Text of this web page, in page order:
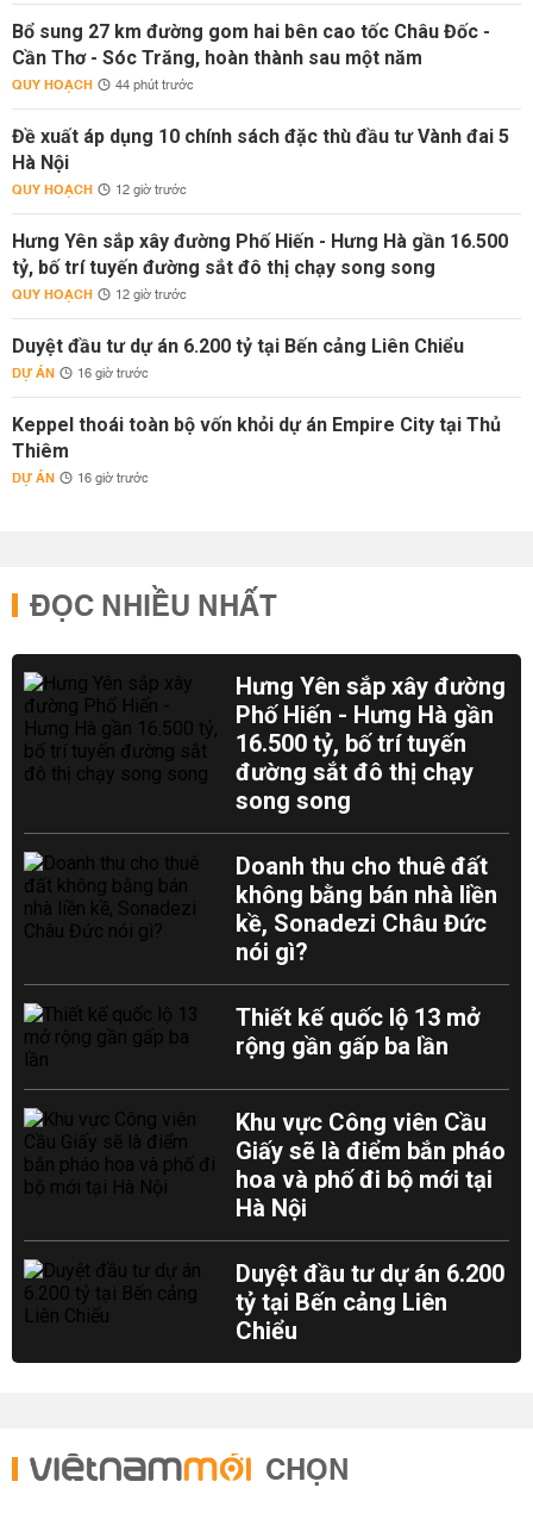
Bổ sung 27 km đường gom hai bên cao tốc Châu Đốc -
Cần Thơ - Sóc Trăng, hoàn thành sau một năm
QUY HOẠCH 44 phút trước
Đề xuất áp dụng 10 chính sách đặc thù đầu tư Vành đai 5
Hà Nội
QUY HOẠCH 12 giờ trước
Hưng Yên sắp xây đường Phố Hiến - Hưng Hà gần 16.500
tỷ, bố trí tuyến đường sắt đô thị chạy song song
QUY HOẠCH 12 giờ trước
Duyệt đầu tư dự án 6.200 tỷ tại Bến cảng Liên Chiểu
DỰ ÁN 16 giờ trước
Keppel thoái toàn bộ vốn khỏi dự án Empire City tại Thủ
Thiêm
DỰ ÁN 16 giờ trước
ĐỌC NHIỀU NHẤT
Hưng Yên sắp xây đường
Phố Hiến - Hưng Hà gần
16.500 tỷ, bố trí tuyến
đường sắt đô thị chạy
song song
Doanh thu cho thuê đất
không bằng bán nhà liền
kề, Sonadezi Châu Đức
nói gì?
Thiết kế quốc lộ 13 mở
rộng gần gấp ba lần
Khu vực Công viên Cầu
Giấy sẽ là điểm bắn pháo
hoa và phố đi bộ mới tại
Hà Nội
Duyệt đầu tư dự án 6.200
tỷ tại Bến cảng Liên
Chiểu
CHỌN